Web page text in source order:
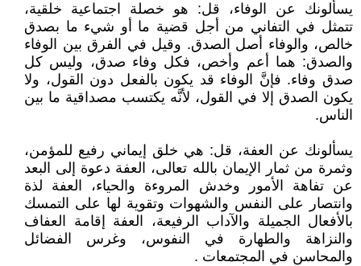
يسألونك عن الوفاء، قل: هو خصلة اجتماعية خلقية،
تتمثل في التفاني من أجل قضية ما أو شيء ما بصدق
خالص، والوفاء أصل الصدق. وقيل في الفرق بين الوفاء
والصدق: هما أعم وأخص، فكل وفاء صدق، وليس كل
صدق وفاء. فإنَّ الوفاء قد يكون بالفعل دون القول، ولا
يكون الصدق إلا في القول، لأنَّه يكتسب مصداقية ما بين
الناس.
يسألونك عن العفة، قل: هي خلق إيماني رفيع للمؤمن،
وثمرة من ثمار الإيمان بالله تعالى، العفة دعوة إلى البعد
عن تفاهة الأمور وخدش المروءة والحياء، العفة لذة
وانتصار على النفس والشهوات وتقوية لها على التمسك
بالأفعال الجميلة والآداب الرفيعة، العفة إقامة العفاف
والنزاهة والطهارة في النفوس، وغرس الفضائل
والمحاسن في المجتمعات .